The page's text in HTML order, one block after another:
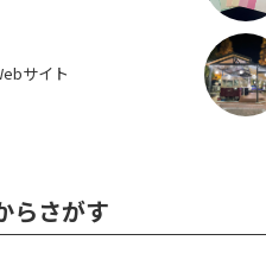
サイト
らさがす